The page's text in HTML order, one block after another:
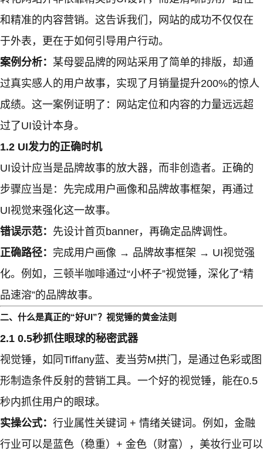
和精准的内容营销。这告诉我们，网站的成功不仅仅在
于外表，更在于如何引导用户行动。
案例分析： 某母婴品牌的网站采用了简单的排版，却通
过真实感人的用户故事，实现了月销量提升200%的惊人
成绩。这一案例证明了：网站定位和内容的力量远远超
过了UI设计本身。
1.2 UI发力的正确时机
UI设计应当是品牌故事的放大器，而非创造者。正确的
步骤应当是：先完成用户画像和品牌故事框架，再通过
UI视觉来强化这一故事。
错误示范： 先设计首页banner，再确定品牌调性。
正确路径： 完成用户画像 → 品牌故事框架 → UI视觉强
化。例如，三顿半咖啡通过“小杯子”视觉锤，深化了“精
品速溶”的品牌故事。
二、什么是真正的“好UI”？视觉锤的黄金法则
2.1 0.5秒抓住眼球的秘密武器
视觉锤，如同Tiffany蓝、麦当劳M拱门，是通过色彩或图
形制造条件反射的营销工具。一个好的视觉锤，能在0.5
秒内抓住用户的眼球。
实操公式： 行业属性关键词 + 情绪关键词。例如，金融
行业可以是蓝色（稳重）+ 金色（财富），美妆行业可以